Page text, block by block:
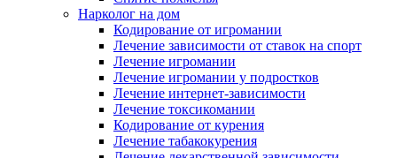
Нарколог на дом
Кодирование от игромании
Лечение зависимости от ставок на спорт
Лечение игромании
Лечение игромании у подростков
Лечение интернет-зависимости
Лечение токсикомании
Кодирование от курения
Лечение табакокурения